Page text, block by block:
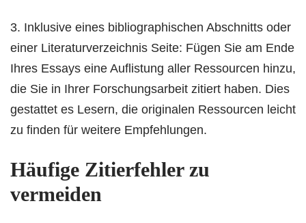
3. Inklusive eines bibliographischen Abschnitts oder
einer Literaturverzeichnis Seite: Fügen Sie am Ende
Ihres Essays eine Auflistung aller Ressourcen hinzu,
die Sie in Ihrer Forschungsarbeit zitiert haben. Dies
gestattet es Lesern, die originalen Ressourcen leicht
zu finden für weitere Empfehlungen.
Häufige Zitierfehler zu
vermeiden